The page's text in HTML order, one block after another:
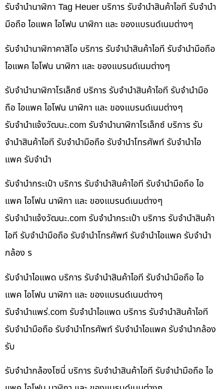
รับจำนำนาฬิกา Tag Heuer บริการ รับจำนำสินค้าไอที รับจำนำ
มือถือ ไอแพค ไอโฟน นาฬิกา และ ของแบรนด์เนมต่างๆ
รับจำนำนาฬิกาคาสิโอ บริการ รับจำนำสินค้าไอที รับจำนำมือถือ
ไอแพค ไอโฟน นาฬิกา และ ของแบรนด์เนมต่างๆ
รับจำนำนาฬิกาโรเล็กซ์ บริการ รับจำนำสินค้าไอที รับจำนำมือ
ถือ ไอแพค ไอโฟน นาฬิกา และ ของแบรนด์เนมต่างๆ
รับจํานําแจ้งวัฒนะ.com รับจำนำนาฬิกาโรเล็กซ์ บริการ รับ
จำนำสินค้าไอที รับจำนำมือถือ รับจำนำโทรศัพท์ รับจำนำไอ
แพค รับจำนำ
รับจำนำกระเป๋า บริการ รับจำนำสินค้าไอที รับจำนำมือถือ ไอ
แพค ไอโฟน นาฬิกา และ ของแบรนด์เนมต่างๆ
รับจํานําแจ้งวัฒนะ.com รับจำนำกระเป๋า บริการ รับจำนำสินค้า
ไอที รับจำนำมือถือ รับจำนำโทรศัพท์ รับจำนำไอแพค รับจำนำ
กล้อง ร
รับจำนำไอแพด บริการ รับจำนำสินค้าไอที รับจำนำมือถือ ไอ
แพค ไอโฟน นาฬิกา และ ของแบรนด์เนมต่างๆ
รับจํานําแพร่.com รับจำนำไอแพด บริการ รับจำนำสินค้าไอที
รับจำนำมือถือ รับจำนำโทรศัพท์ รับจำนำไอแพค รับจำนำกล้อง
รับ
รับจำนำกล้องโซนี่ บริการ รับจำนำสินค้าไอที รับจำนำมือถือ ไอ